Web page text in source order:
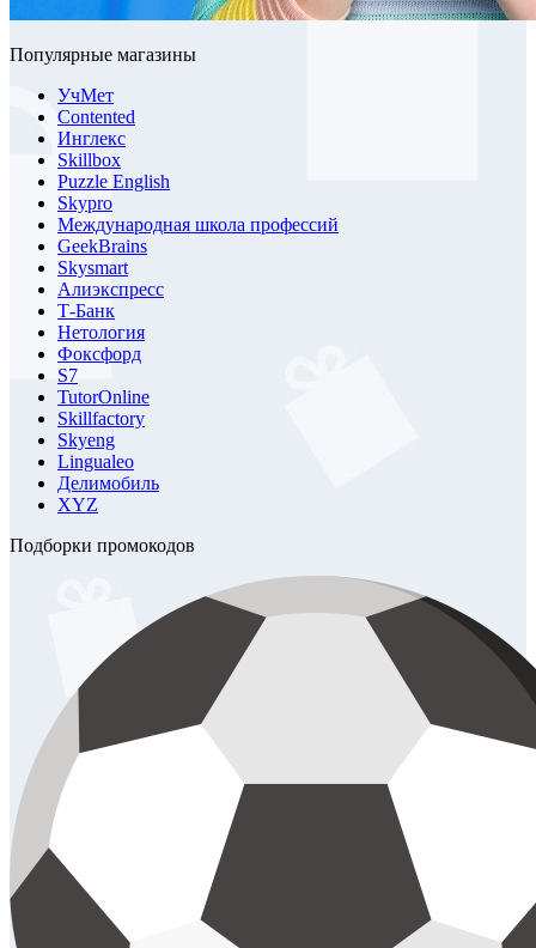
Популярные магазины
УчМет
Contented
Инглекс
Skillbox
Puzzle English
Skypro
Международная школа профессий
GeekBrains
Skysmart
Алиэкспресс
Т-Банк
Нетология
Фоксфорд
S7
TutorOnline
Skillfactory
Skyeng
Lingualeo
Делимобиль
XYZ
Подборки промокодов